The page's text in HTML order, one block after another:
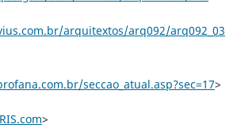
arquitextos/arq092/arq092_03
seccao_atual.asp?sec=17>
>